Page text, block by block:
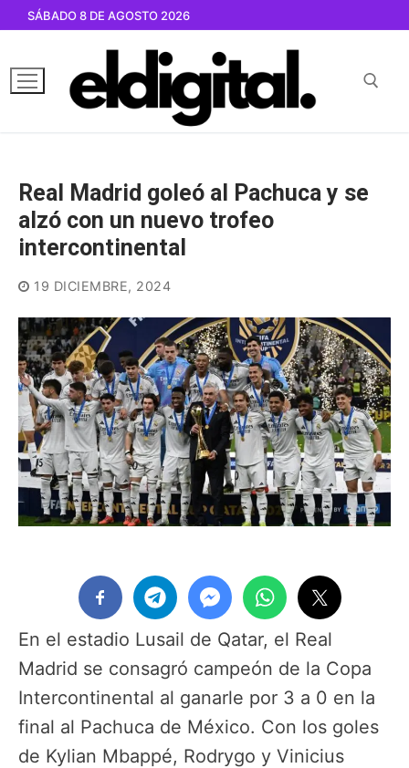
contenido
SÁBADO 8 DE AGOSTO 2026
Real Madrid goleó al Pachuca y se
alzó con un nuevo trofeo
intercontinental
19 DICIEMBRE, 2024
En el estadio Lusail de Qatar, el Real
Madrid se consagró campeón de la Copa
Intercontinental al ganarle por 3 a 0 en la
final al Pachuca de México. Con los goles
de Kylian Mbappé, Rodrygo y Vinicius